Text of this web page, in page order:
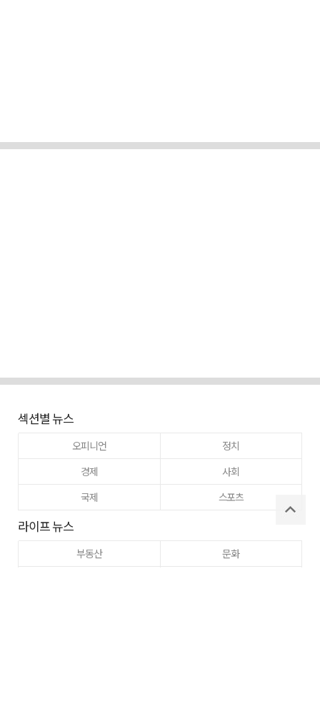
섹션별 뉴스
오피니언
정치
경제
사회
국제
스포츠
라이프 뉴스
부동산
문화